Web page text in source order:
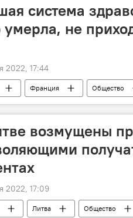
система
умерла, не
2022, 17:44
Франция Общество
возмущены
2022, 17:09
Литва Общество